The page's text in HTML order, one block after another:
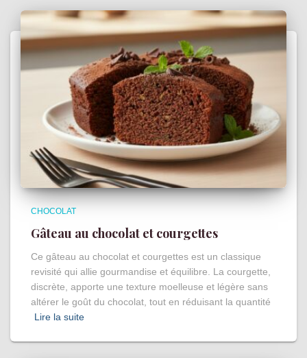
CHOCOLAT
Gâteau au chocolat et courgettes
Ce gâteau au chocolat et courgettes est un classique
revisité qui allie gourmandise et équilibre. La courgette,
discrète, apporte une texture moelleuse et légère sans
altérer le goût du chocolat, tout en réduisant la quantité
Lire la suite